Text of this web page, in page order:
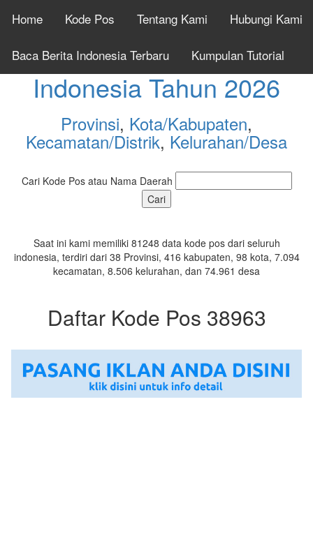
Home Kode Pos Tentang Kami Hubungi Kami
Baca Berita Indonesia Terbaru Kumpulan Tutorial
Cek Kode Pos Seluruh
Indonesia Tahun 2026
Provinsi, Kota/Kabupaten,
Kecamatan/Distrik, Kelurahan/Desa
Cari Kode Pos atau Nama Daerah
Saat ini kami memiliki 81248 data kode pos dari seluruh
indonesia, terdiri dari 38 Provinsi, 416 kabupaten, 98 kota, 7.094
kecamatan, 8.506 kelurahan, dan 74.961 desa
Daftar Kode Pos 38963